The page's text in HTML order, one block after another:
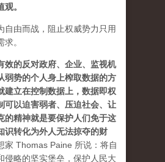
。
自由而战，阻止权威势力只用
。
效的反对政府、企业、监视机
弱势的个人身上榨取数据的方
建立在控制数据上，数据即权
可以迫害弱者、压迫社会、让
的精神就是要保护人们免于这
识转化为外人无法掠夺的财
家 Thomas Paine 所说：将自
侵略的坚实堡垒，保护人民大